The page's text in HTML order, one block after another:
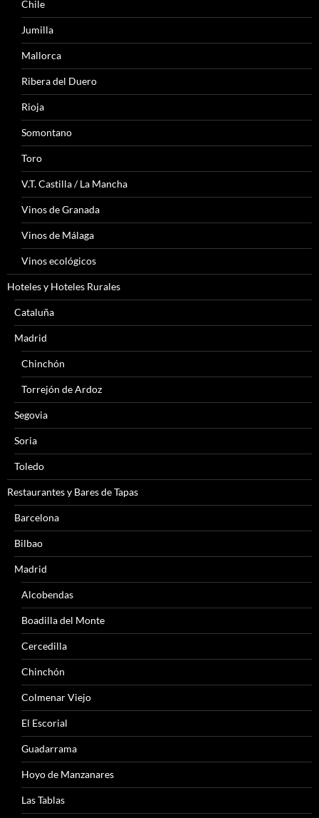
Chile
Jumilla
Mallorca
Ribera del Duero
Rioja
Somontano
Toro
V.T. Castilla / La Mancha
Vinos de Granada
Vinos de Málaga
Vinos ecológicos
Hoteles y Hoteles Rurales
Cataluña
Madrid
Chinchón
Torrejón de Ardoz
Segovia
Soria
Toledo
Restaurantes y Bares de Tapas
Barcelona
Bilbao
Madrid
Alcobendas
Boadilla del Monte
Cercedilla
Chinchón
Colmenar Viejo
El Escorial
Guadarrama
Hoyo de Manzanares
Las Tablas